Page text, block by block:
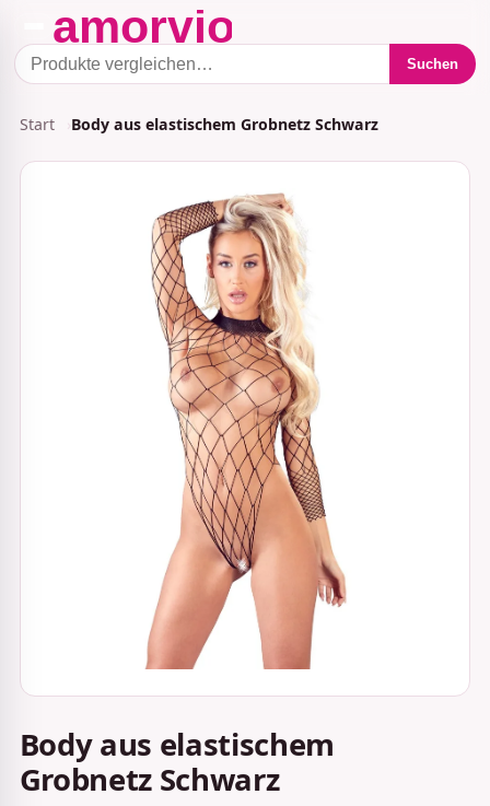
Suchen
Start Body aus elastischem Grobnetz Schwarz
Body aus elastischem
Grobnetz Schwarz